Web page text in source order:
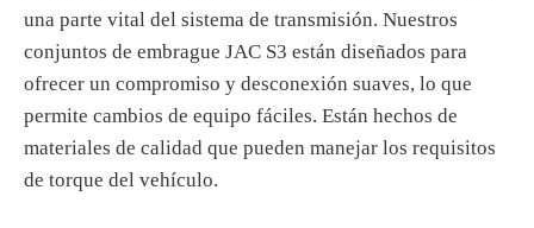
una parte vital del sistema de transmisión. Nuestros
conjuntos de embrague JAC S3 están diseñados para
ofrecer un compromiso y desconexión suaves, lo que
permite cambios de equipo fáciles. Están hechos de
materiales de calidad que pueden manejar los requisitos
de torque del vehículo.